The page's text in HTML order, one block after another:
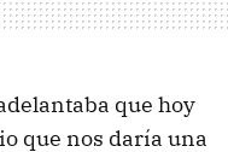
que hoy
que nos daría una